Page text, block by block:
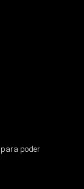
para poder